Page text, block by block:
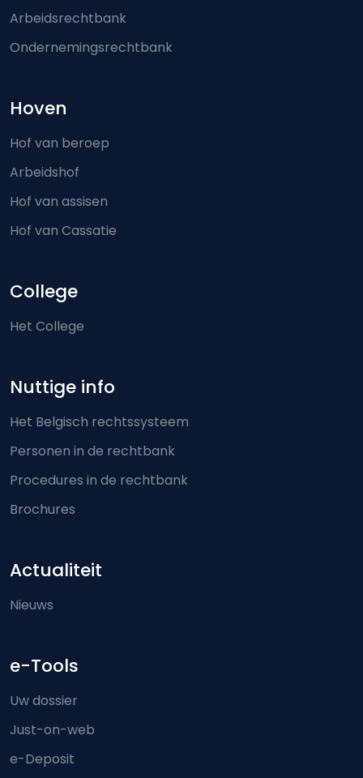
Arbeidsrechtbank
Ondernemingsrechtbank
Hoven
Hof van beroep
Arbeidshof
Hof van assisen
Hof van Cassatie
College
Het College
Nuttige info
Het Belgisch rechtssysteem
Personen in de rechtbank
Procedures in de rechtbank
Brochures
Actualiteit
Nieuws
e-Tools
Uw dossier
Just-on-web
e-Deposit